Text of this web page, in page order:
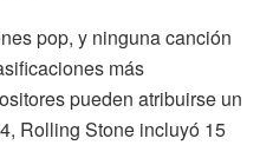
pop, y ninguna canción
más
pueden atribuirse un
Rolling Stone incluyó 15